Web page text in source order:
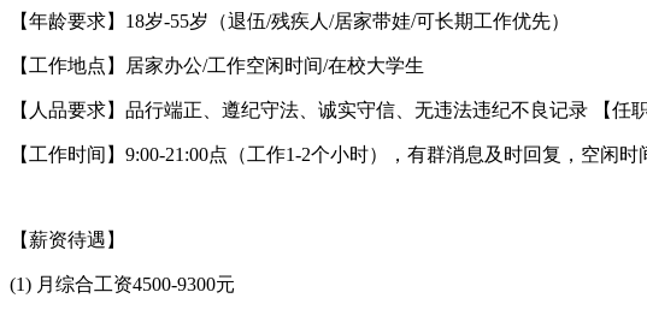
【年龄要求】18岁-55岁（退伍/残疾人/居家带娃/可长期工作优先）
【工作地点】居家办公/工作空闲时间/在校大学生
【人品要求】品行端正、遵纪守法、诚实守信、无违法违纪不良记录 【任职
【工作时间】9:00-21:00点（工作1-2个小时），有群消息及时回复，空闲
【薪资待遇】
(1) 月综合工资4500-9300元